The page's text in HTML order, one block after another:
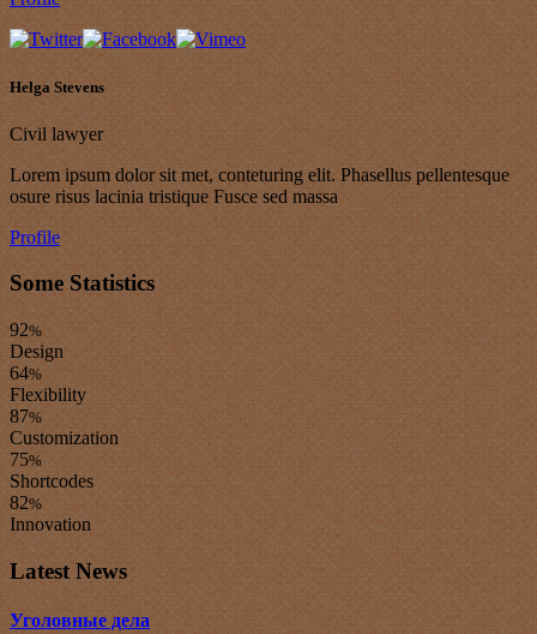
Helga Stevens
Civil lawyer
Lorem ipsum dolor sit met, conteturing elit. Phasellus pellentesque
osure risus lacinia tristique Fusce sed massa
Profile
Some Statistics
92%
Design
64%
Flexibility
87%
Customization
75%
Shortcodes
82%
Innovation
Latest News
Уголовные дела